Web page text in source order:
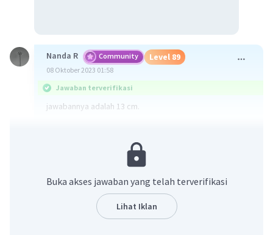
Nanda R Community Level 89
08 Oktober 2023 01:58
Jawaban terverifikasi
jawabannya adalah 13 cm.
= 13 cm.
Beri Rating· 0) Balas
Buka akses jawaban yang telah terverifikasi
Lihat Iklan